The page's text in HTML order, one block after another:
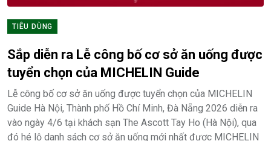
TIÊU DÙNG
Sắp diễn ra Lễ công bố cơ sở ăn uống được
tuyển chọn của MICHELIN Guide
Lễ công bố cơ sở ăn uống được tuyển chọn của MICHELIN
Guide Hà Nội, Thành phố Hồ Chí Minh, Đà Nẵng 2026 diễn ra
vào ngày 4/6 tại khách sạn The Ascott Tay Ho (Hà Nội), qua
đó hé lộ danh sách cơ sở ăn uống mới nhất được MICHELIN